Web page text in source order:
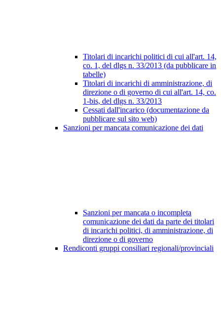
Titolari di incarichi politici di cui all'art. 14,
co. 1, del dlgs n. 33/2013 (da pubblicare in
tabelle)
Titolari di incarichi di amministrazione, di
direzione o di governo di cui all'art. 14, co.
1-bis, del dlgs n. 33/2013
Cessati dall'incarico (documentazione da
pubblicare sul sito web)
Sanzioni per mancata comunicazione dei dati
Sanzioni per mancata o incompleta
comunicazione dei dati da parte dei titolari
di incarichi politici, di amministrazione, di
direzione o di governo
Rendiconti gruppi consiliari regionali/provinciali